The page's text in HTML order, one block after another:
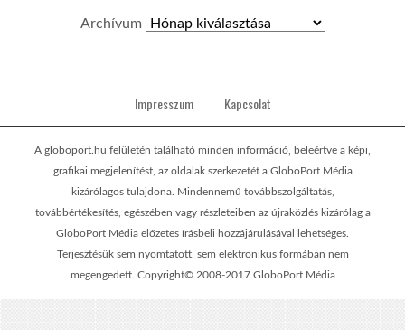
Archívum
Impresszum Kapcsolat
A globoport.hu felületén található minden információ, beleértve a képi,
grafikai megjelenítést, az oldalak szerkezetét a GloboPort Média
kizárólagos tulajdona. Mindennemű továbbszolgáltatás,
továbbértékesítés, egészében vagy részleteiben az újraközlés kizárólag a
GloboPort Média előzetes írásbeli hozzájárulásával lehetséges.
Terjesztésük sem nyomtatott, sem elektronikus formában nem
megengedett. Copyright© 2008-2017 GloboPort Média